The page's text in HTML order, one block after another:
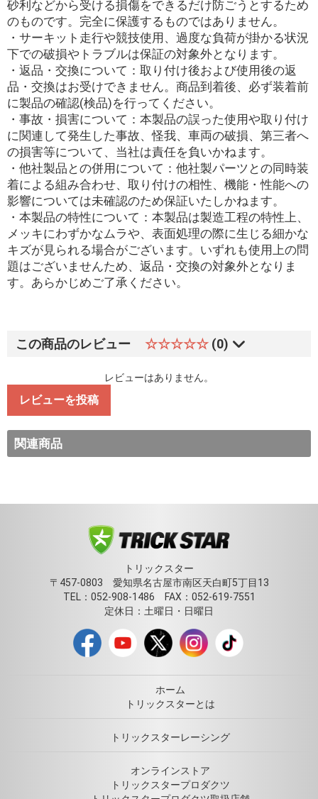
砂利などから受ける損傷をできるだけ防ごうとするため
のものです。完全に保護するものではありません。
・サーキット走行や競技使用、過度な負荷が掛かる状況
下での破損やトラブルは保証の対象外となります。
・返品・交換について：取り付け後および使用後の返
品・交換はお受けできません。商品到着後、必ず装着前
に製品の確認(検品)を行ってください。
・事故・損害について：本製品の誤った使用や取り付け
に関連して発生した事故、怪我、車両の破損、第三者へ
の損害等について、当社は責任を負いかねます。
・他社製品との併用について：他社製パーツとの同時装
着による組み合わせ、取り付けの相性、機能・性能への
影響については未確認のため保証いたしかねます。
・本製品の特性について：本製品は製造工程の特性上、
メッキにわずかなムラや、表面処理の際に生じる細かな
キズが見られる場合がございます。いずれも使用上の問
題はございませんため、返品・交換の対象外となりま
す。あらかじめご了承ください。
この商品のレビュー ☆☆☆☆☆ (0)
レビューはありません。
レビューを投稿
関連商品
トリックスター
〒457-0803 愛知県名古屋市南区天白町5丁目13
TEL：052-908-1486 FAX：052-619-7551
定休日：土曜日・日曜日
ホーム
トリックスターとは
トリックスターレーシング
オンラインストア
トリックスタープロダクツ